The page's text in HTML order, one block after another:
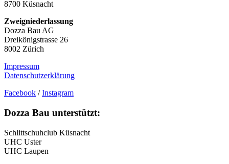
8700 Küsnacht
Zweigniederlassung
Dozza Bau AG
Dreikönigstrasse 26
8002 Zürich
Impressum
Datenschutzerklärung
Facebook /Instagram
Dozza Bau unterstützt:
Schlittschuhclub Küsnacht
UHC Uster
UHC Laupen